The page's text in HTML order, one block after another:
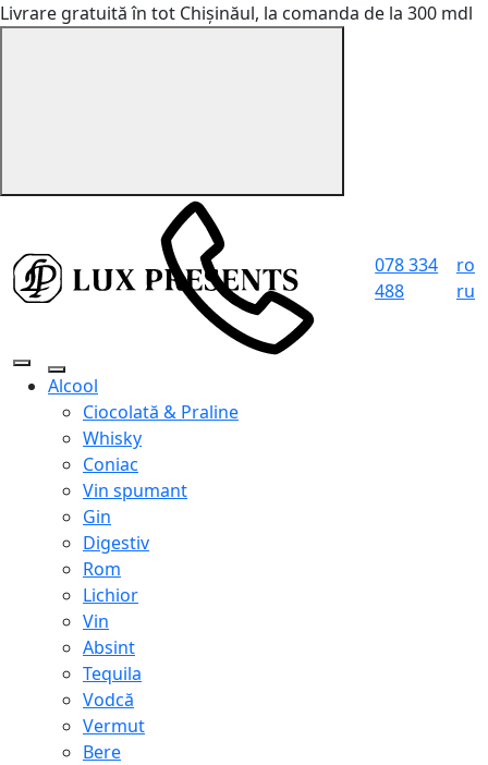
Livrare gratuită în tot Chișinăul, la comanda de la 300 mdl
078 334
488
ro
ru
Alcool
Ciocolată & Praline
Whisky
Coniac
Vin spumant
Gin
Digestiv
Rom
Lichior
Vin
Absint
Tequila
Vodcă
Vermut
Bere